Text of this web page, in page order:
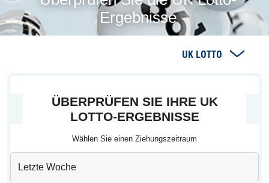
Ergebnisse
UK LOTTO
ÜBERPRÜFEN SIE IHRE UK
LOTTO-ERGEBNISSE
Wählen Sie einen Ziehungszeitraum